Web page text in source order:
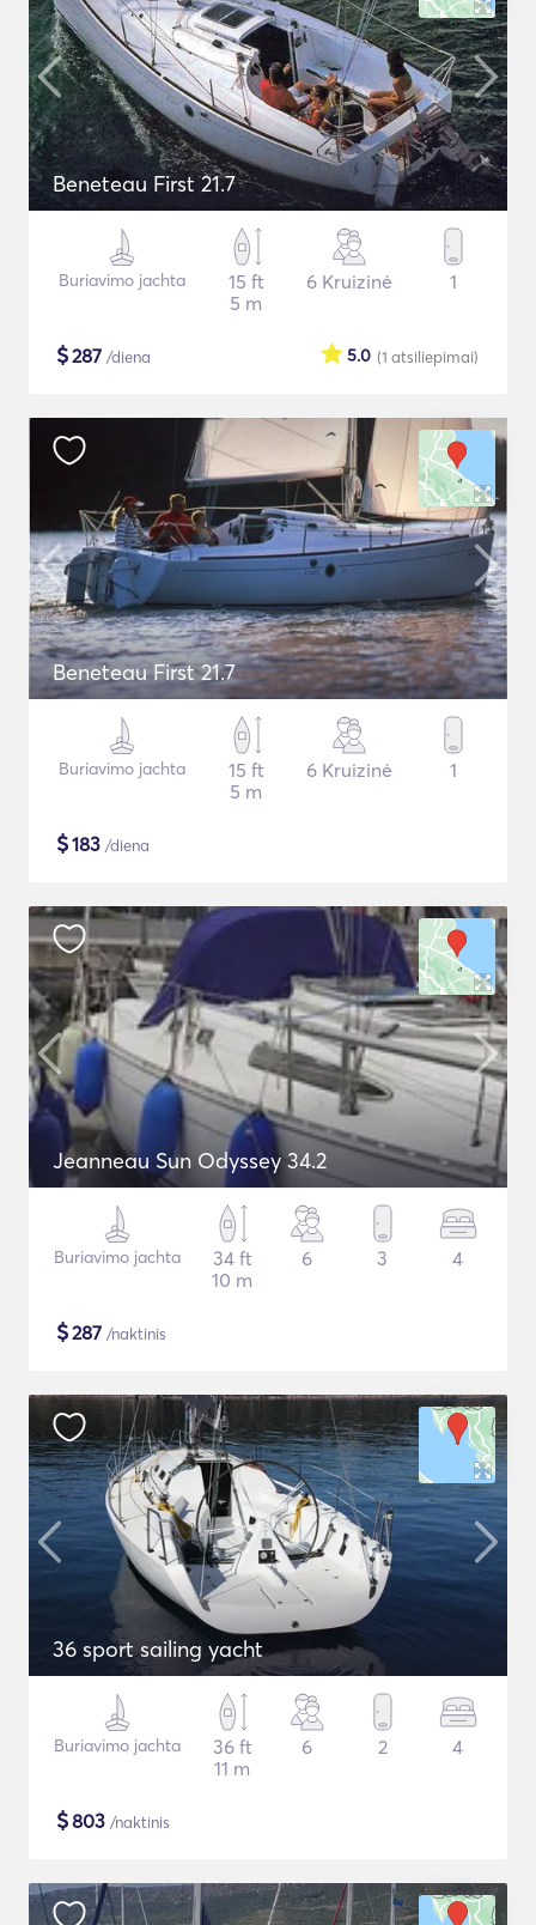
Beneteau First 21.7
Buriavimo jachta
15 ft
5 m
6 Kruizinė 1
$287 /diena (1 atsiliepimai)
5.0
Beneteau First 21.7
Buriavimo jachta
15 ft
5 m
6 Kruizinė 1
$183 /diena
Jeanneau Sun Odyssey 34.2
Buriavimo jachta
34 ft
10 m
6 3 4
$287 /naktinis
36 sport sailing yacht
Buriavimo jachta
36 ft
11 m
6 2 4
$803 /naktinis